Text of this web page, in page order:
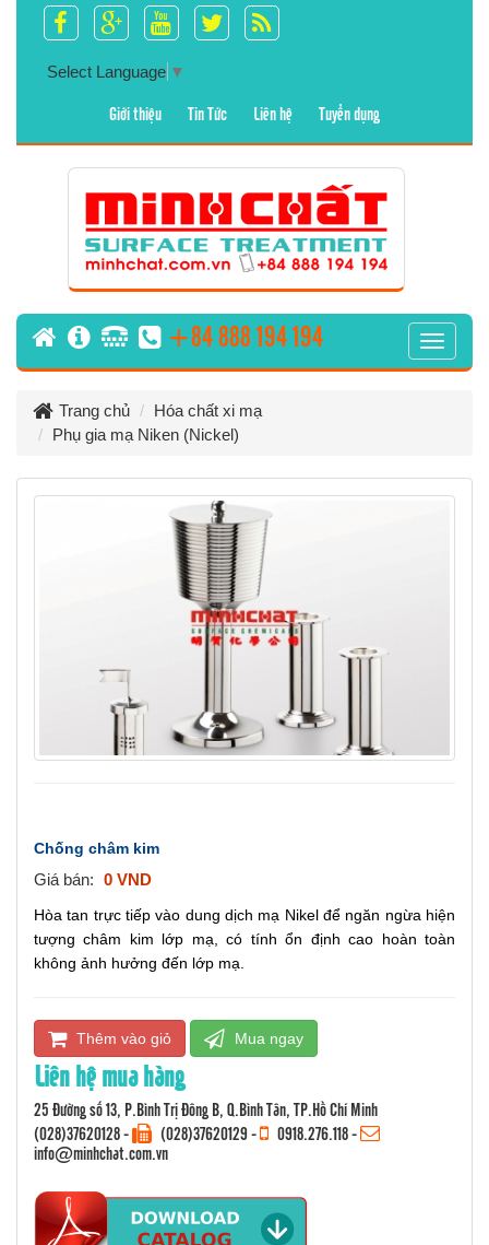
Select Language ▼
Giới thiệu Tin Tức Liên hệ Tuyển dụng
T
o
+84 888 194 194
Trang chủ
Hóa chất xi mạ
Phụ gia mạ Niken (Nickel)
Chống châm kim
Giá bán: 0 VND
Hòa tan trực tiếp vào dung dịch mạ Nikel để ngăn ngừa hiện
tượng châm kim lớp mạ, có tính ổn định cao hoàn toàn
không ảnh hưởng đến lớp mạ.
Thêm vào giỏ Mua ngay
Liên hệ mua hàng
25 Đường số 13, P.Bình Trị Đông B, Q.Bình Tân, TP.Hồ Chí Minh
(028)37620128- (028)37620129 - 0918.276.118-
info@minhchat.com.vn